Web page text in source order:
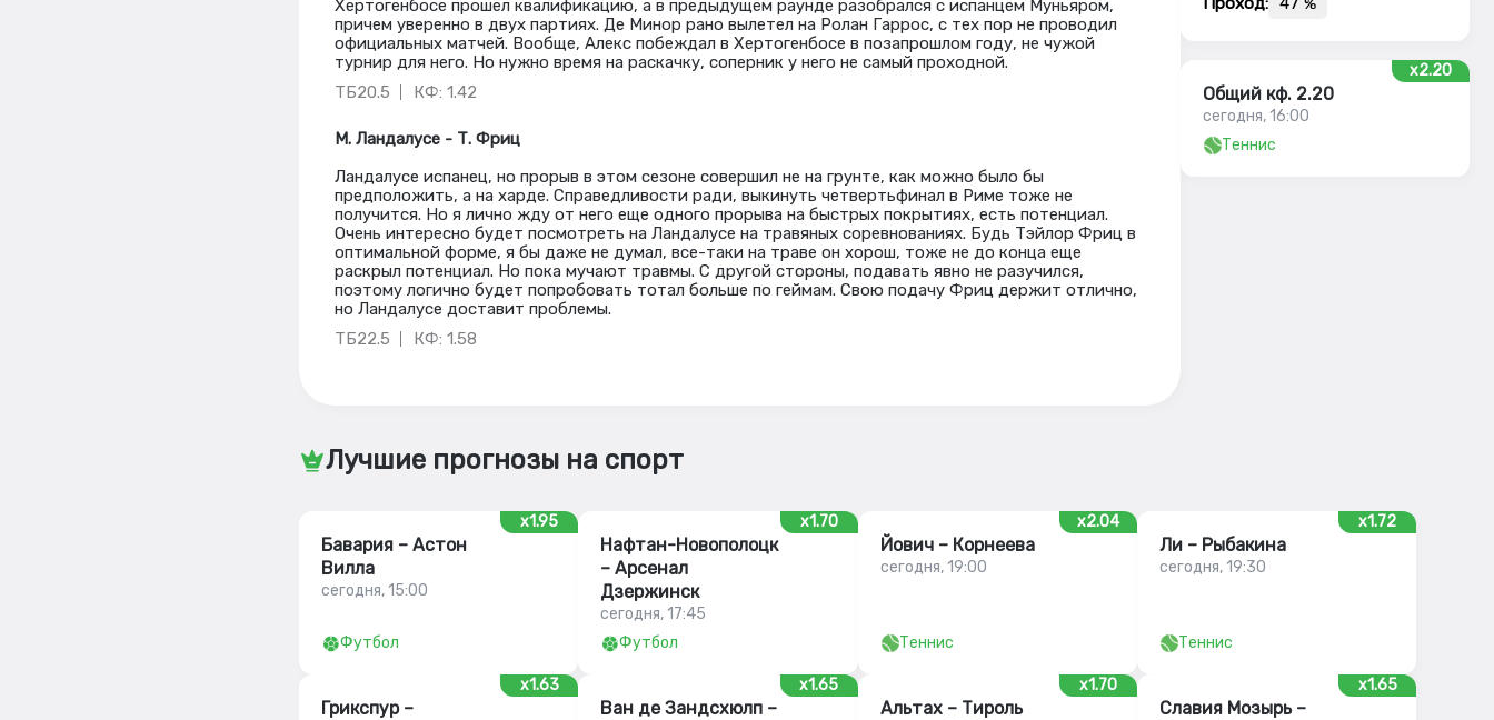
Хертогенбосе прошел квалификацию, а в предыдущем раунде разобрался с испанцем Муньяром,
причем уверенно в двух партиях. Де Минор рано вылетел на Ролан Гаррос, с тех пор не проводил
официальных матчей. Вообще, Алекс побеждал в Хертогенбосе в позапрошлом году, не чужой
турнир для него. Но нужно время на раскачку, соперник у него не самый проходной.
ТБ20.5
КФ: 1.42
М. Ландалусе - Т. Фриц
Ландалусе испанец, но прорыв в этом сезоне совершил не на грунте, как можно было бы
предположить, а на харде. Справедливости ради, выкинуть четвертьфинал в Риме тоже не
получится. Но я лично жду от него еще одного прорыва на быстрых покрытиях, есть потенциал.
Очень интересно будет посмотреть на Ландалусе на травяных соревнованиях. Будь Тэйлор Фриц в
оптимальной форме, я бы даже не думал, все-таки на траве он хорош, тоже не до конца еще
раскрыл потенциал. Но пока мучают травмы. С другой стороны, подавать явно не разучился,
поэтому логично будет попробовать тотал больше по геймам. Свою подачу Фриц держит отлично,
но Ландалусе доставит проблемы.
ТБ22.5
КФ: 1.58
x2.20
Общий кф. 2.20
сегодня, 16:00
Теннис
Лучшие прогнозы на спорт
x1.95
Бавария – Астон
Вилла
сегодня, 15:00
Футбол
x1.70
Нафтан-Новополоцк
– Арсенал
Дзержинск
сегодня, 17:45
Футбол
x2.04
Йович – Корнеева
сегодня, 19:00
Теннис
x1.72
Ли – Рыбакина
сегодня, 19:30
Теннис
x1.63
Грикспур –
x1.65
Ван де Зандсхюлп –
x1.70
Альтах – Тироль
x1.65
Славия Мозырь –